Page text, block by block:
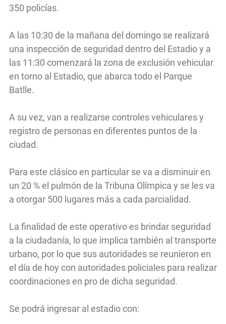
350 policías.
A las 10:30 de la mañana del domingo se realizará
una inspección de seguridad dentro del Estadio y a
las 11:30 comenzará la zona de exclusión vehicular
en torno al Estadio, que abarca todo el Parque
Batlle.
A su vez, van a realizarse controles vehiculares y
registro de personas en diferentes puntos de la
ciudad.
Para este clásico en particular se va a disminuir en
un 20 % el pulmón de la Tribuna Olímpica y se les va
a otorgar 500 lugares más a cada parcialidad.
La finalidad de este operativo es brindar seguridad
a la ciudadanía, lo que implica también al transporte
urbano, por lo que sus autoridades se reunieron en
el día de hoy con autoridades policiales para realizar
coordinaciones en pro de dicha seguridad.
Se podrá ingresar al estadio con: